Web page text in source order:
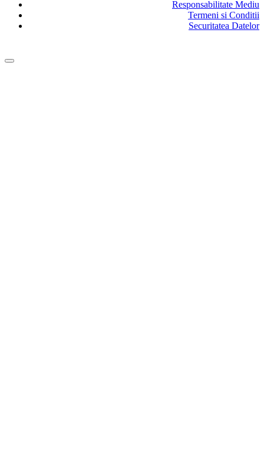
Responsabilitate Mediu
Termeni si Conditii
Securitatea Datelor